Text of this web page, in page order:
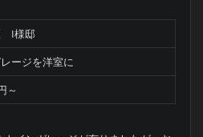
I様邸
ージを洋室に